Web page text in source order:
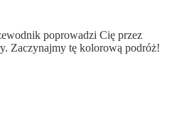
poprowadzi Cię przez
Zaczynajmy tę kolorową podróż!